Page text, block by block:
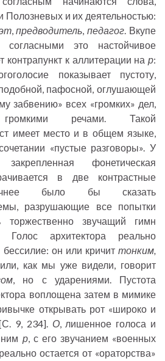
Полозневых и их деятельностью:
,предводитель,педагог. Вкупе
это настойчивое
контрапункт к аллитерации нар:
показывает пустоту,
пафосной, оглушающей
забвению» всех «громких» дел,
громкими речами. Такой
имеет место и в общем языке,
«пустые разговоры». У
фонетическая
в две контрастные
было бы сказать
разрушающие все попытки
торжественно звучащий гимн
Голос архитектора реально
он или кричит тонким,
как мы уже видели, говорит
, но с ударениями. Пустота
воплощена затем в мимике
открывать рот «широко и
9, 234]. О, лишенное голоса и
р, с его звучанием «военных
остается от «ораторства»